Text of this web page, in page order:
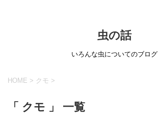
虫の話
いろんな虫についてのブログ
HOME > クモ >
「 クモ 」 一覧